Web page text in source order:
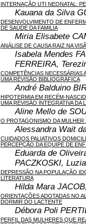
INTERNAÇÃO UTI NEONATAL:
Kauana da Silva
DESENVOLVIMENTO DE
DE SAÚDE DA FAMILIA
Miria Elisabete
ANÁLISE DE CAUSA RAIZ NA
Isabela Mendes
FERREIRA,
COMPETÊNCIAS NECESSÁRIAS
UMA REVISÃO BIBLIOGRÁFICA
André Balduino
HIPOTERMIA EM RECÉM-
UMA REVISÃO INTEGRATIVA DA
Aline Mello de
O PROTAGONISMO DA MULHER
Alessandra Wait
CUIDADOS PALIATIVOS
PERCEPÇÃO DA EQUIPE DE
Eduarda de
PACZKOSKI,
DEPRESSÃO NA POPULAÇÃO
LITERATURA
Hilda Mara
ORIENTAÇÕES ADOTADAS NO
DORMIR DO LACTENTE
Débora Poli
PERFIL DAS MULHERES QUE